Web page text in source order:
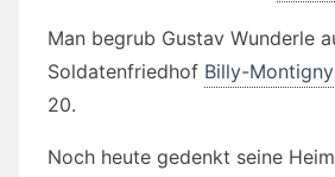
Man begrub Gustav Wunderle
Soldatenfriedhof Billy-Montigny
20.
Noch heute gedenkt seine